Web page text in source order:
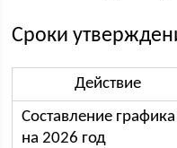
Сроки
Действие
Составление графика
на 2026 год